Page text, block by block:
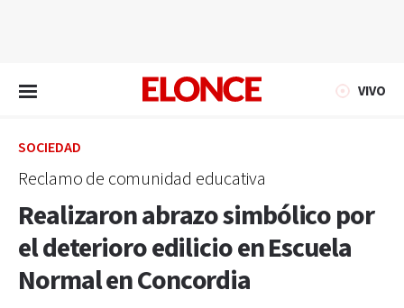
VIVO
SOCIEDAD
Reclamo de comunidad educativa
Realizaron abrazo simbólico por
el deterioro edilicio en Escuela
Normal en Concordia